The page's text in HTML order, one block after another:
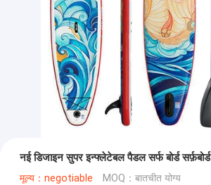
नई डिजाइन सुपर इन्फ्लेटेबल पैडल सर्फ बोर्ड सर्फ़बोर्ड
मूल्य：negotiable MOQ：बातचीत योग्य